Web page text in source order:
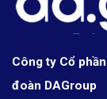
Công ty Cổ
đoàn DAGroup